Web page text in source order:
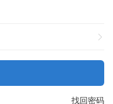
找回密码